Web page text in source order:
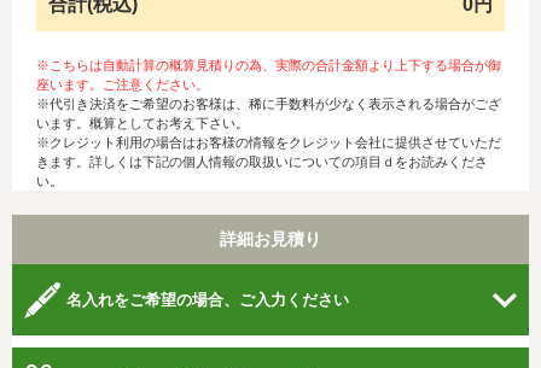
合計(税込) 0円
※こちらは自動計算の概算見積りの為、実際の合計金額より上下する場合が御
座います。ご注意ください。
※代引き決済をご希望のお客様は、稀に手数料が少なく表示される場合がござ
います。概算としてお考え下さい。
※クレジット利用の場合はお客様の情報をクレジット会社に提供させていただ
きます。詳しくは下記の個人情報の取扱いについての項目ｄをお読みくださ
い。
詳細お見積り
名入れをご希望の場合、ご入力ください